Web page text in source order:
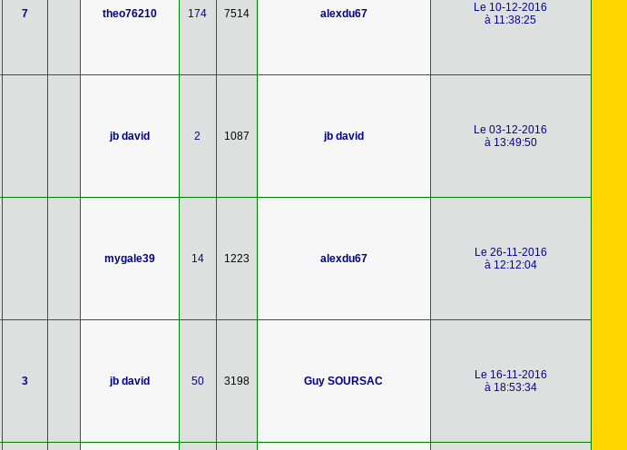
7 theo76210 174 7514 alexdu67
Le 10-12-2016
à 11:38:25
jb david 2 1087 jb david
Le 03-12-2016
à 13:49:50
mygale39 14 1223 alexdu67
Le 26-11-2016
à 12:12:04
3 jb david 50 3198 Guy SOURSAC
Le 16-11-2016
à 18:53:34